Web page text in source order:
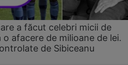
a făcut celebri micii de
o afacere de milioane de lei.
de Sibiceanu